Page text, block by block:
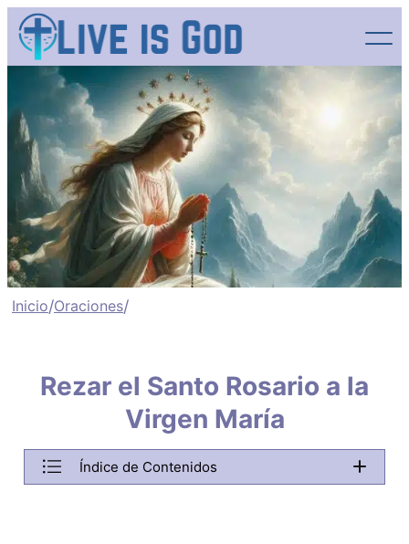
Saltar
contenido
Inicio/Oraciones/
Rezar el Santo Rosario a la
Virgen María
Índice de Contenidos